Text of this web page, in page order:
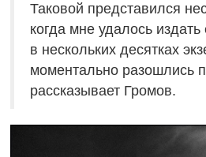
Таковой представился
когда мне удалось
в нескольких десятках
моментально разошлись
рассказывает Громов.